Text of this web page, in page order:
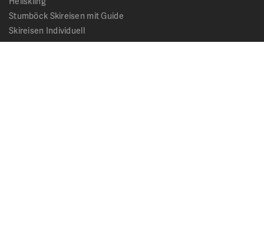
Stumböck Skireisen mit Guide
Skireisen Individuell
Catskiing